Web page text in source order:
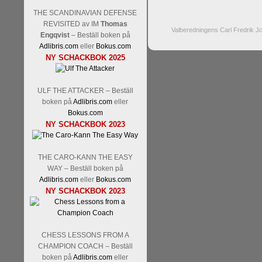
THE SCANDINAVIAN DEFENSE
REVISITED av IM Thomas
Engqvist– Beställ boken på
Adlibris.com eller Bokus.com
NY SCHACKBOK 2025
ULF THE ATTACKER – Beställ
boken påAdlibris.com eller
Bokus.com
NY SCHACKBOK 2023
THE CARO-KANN THE EASY
WAY – Beställ boken på
Adlibris.com eller Bokus.com
NY SCHACKBOK 2023
CHESS LESSONS FROM A
CHAMPION COACH – Beställ
boken påAdlibris.com eller
Valberedningens Carl Fredrik